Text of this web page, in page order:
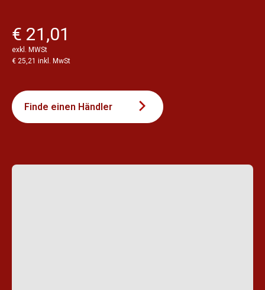
€ 21,01
exkl. MWSt
€ 25,21 inkl. MwSt
Finde einen Händler